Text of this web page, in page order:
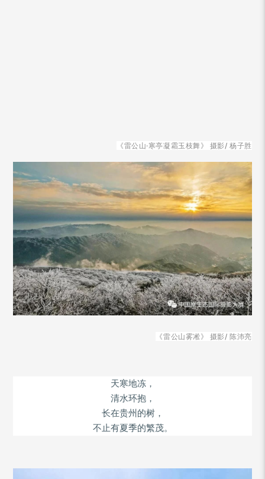
《雷公山·寒亭凝霜玉枝舞》 摄影/ 杨子胜
《雷公山雾凇》 摄影/ 陈沛亮
天寒地冻，
清水环抱，
长在贵州的树，
不止有夏季的繁茂。